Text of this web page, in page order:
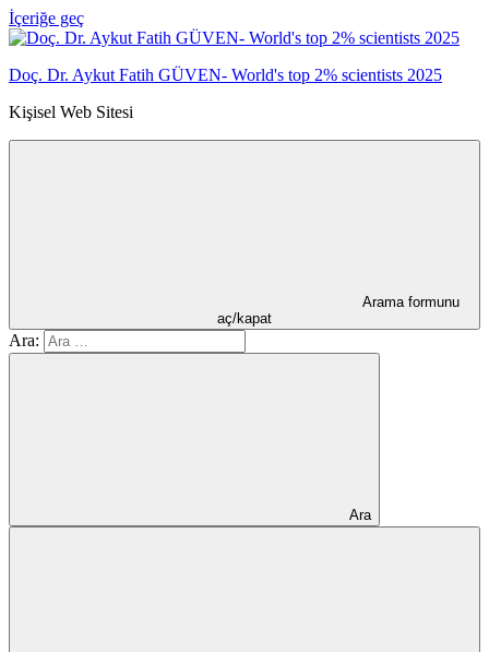
İçeriğe geç
Doç. Dr. Aykut Fatih GÜVEN- World's top 2% scientists 2025
Kişisel Web Sitesi
Arama formunu
aç/kapat
Ara:
Ara